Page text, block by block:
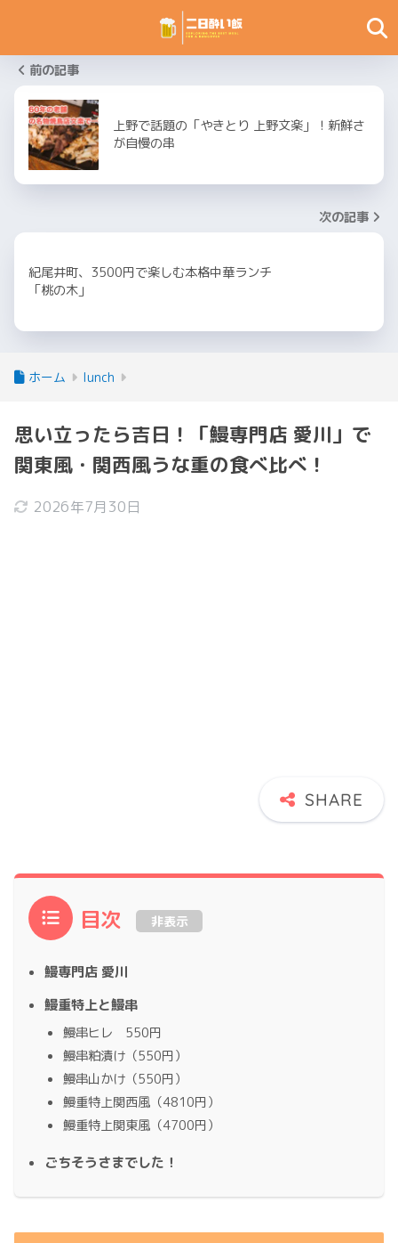
前の記事
上野で話題の「やきとり 上野文楽」！新鮮さ
が自慢の串
次の記事
紀尾井町、3500円で楽しむ本格中華ランチ
「桃の木」
ホーム lunch
思い立ったら吉日！「鰻専門店 愛川」で
関東風・関西風うな重の食べ比べ！
2026年7月30日
目次 非表示
鰻専門店 愛川
鰻重特上と鰻串
鰻串ヒレ 550円
鰻串粕漬け（550円）
鰻串山かけ（550円）
鰻重特上関西風（4810円）
鰻重特上関東風（4700円）
ごちそうさまでした！